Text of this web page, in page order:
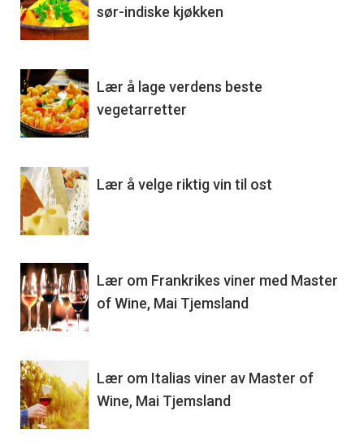
sør-indiske kjøkken
Lær å lage verdens beste
vegetarretter
Lær å velge riktig vin til ost
Lær om Frankrikes viner med Master
of Wine, Mai Tjemsland
Lær om Italias viner av Master of
Wine, Mai Tjemsland